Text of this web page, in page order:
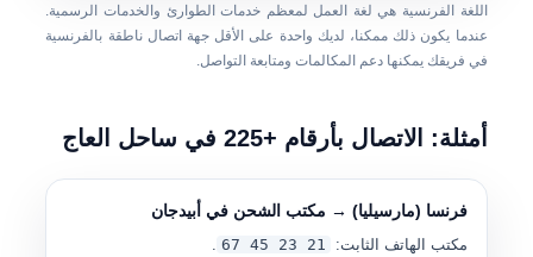
اللغة الفرنسية هي لغة العمل لمعظم خدمات الطوارئ والخدمات الرسمية.
عندما يكون ذلك ممكنا، لديك واحدة على الأقل جهة اتصال ناطقة بالفرنسية
في فريقك يمكنها دعم المكالمات ومتابعة التواصل.
أمثلة: الاتصال بأرقام +225 في ساحل العاج
فرنسا (مارسيليا) → مكتب الشحن في أبيدجان
مكتب الهاتف الثابت: 21 23 45 67